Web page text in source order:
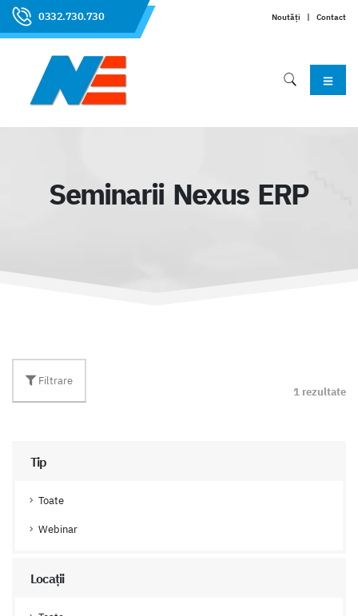
0332.730.730 Noutăți | Contact
Seminarii Nexus ERP
Filtrare
1 rezultate
Tip
Toate
Webinar
Locații